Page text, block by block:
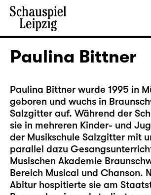
Paulina Bittner
Paulina Bittner wurde 1995 in
geboren und wuchs in
Salzgitter auf. Während der
sie in mehreren Kinder- und
der Musikschule Salzgitter mit
parallel dazu
Musischen Akademie
Bereich Musical und Chanson.
Abitur hospitierte sie am